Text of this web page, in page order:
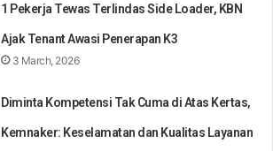
1 Pekerja Tewas Terlindas Side Loader, KBN
Ajak Tenant Awasi Penerapan K3
3 March, 2026
Diminta Kompetensi Tak Cuma di Atas Kertas,
Kemnaker: Keselamatan dan Kualitas Layanan